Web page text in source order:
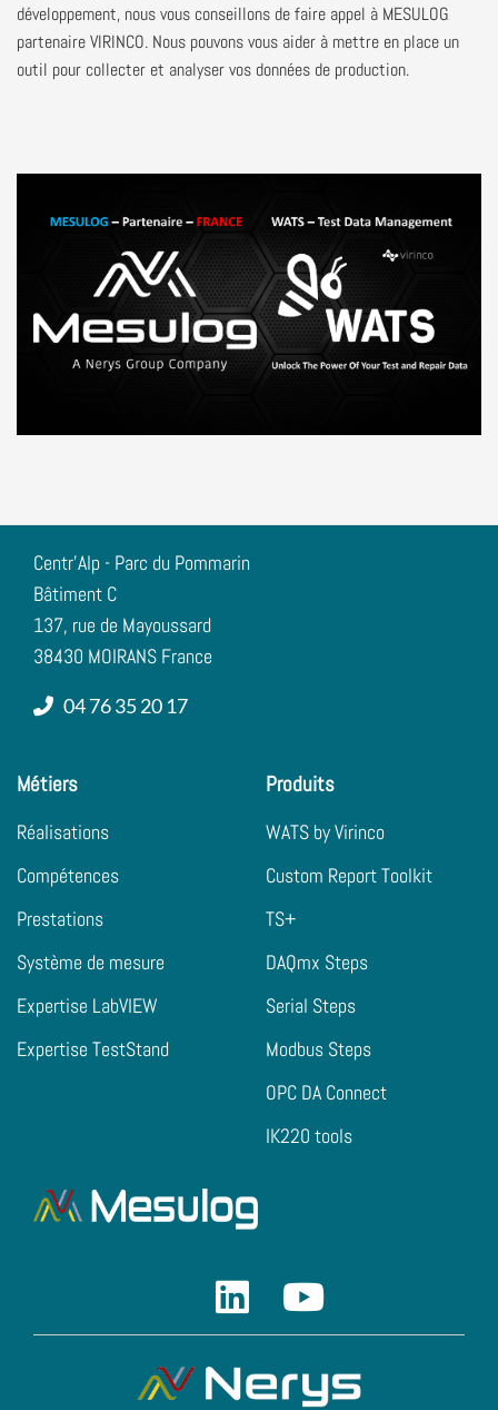
développement, nous vous conseillons de faire appel à MESULOG
partenaire VIRINCO. Nous pouvons vous aider à mettre en place un
outil pour collecter et analyser vos données de production.
Centr'Alp - Parc du Pommarin
Bâtiment C
137, rue de Mayoussard
38430 MOIRANS France
04 76 35 20 17
Métiers
Réalisations
Compétences
Prestations
Système de mesure
Expertise LabVIEW
Expertise TestStand
Produits
WATS by Virinco
Custom Report Toolkit
TS+
DAQmx Steps
Serial Steps
Modbus Steps
OPC DA Connect
IK220 tools
Linkedin
Youtube